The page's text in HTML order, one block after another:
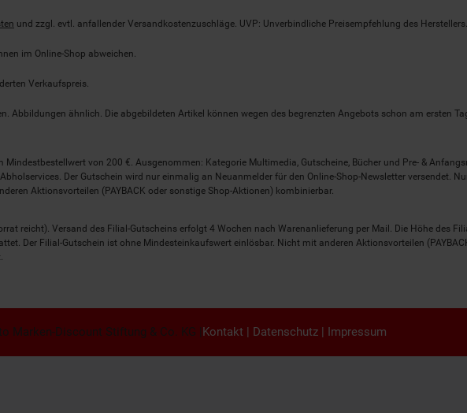
und zzgl. evtl. anfallender Versandkostenzuschläge. UVP: Unverbindliche Preisempfehlung des Herstellers.
im Online-Shop abweichen.
Verkaufspreis.
Abbildungen ähnlich. Die abgebildeten Artikel können wegen des begrenzten Angebots schon am ersten
von 200 €. Ausgenommen: Kategorie Multimedia, Gutscheine, Bücher und Pre- &
Der Gutschein wird nur einmalig an Neuanmelder für den Online-Shop-Newsletter versendet.
Aktionsvorteilen (PAYBACK oder sonstige Shop-Aktionen) kombinierbar.
reicht). Versand des Filial-Gutscheins erfolgt 4 Wochen nach Warenanlieferung per Mail. Die Höhe des
Der Filial-Gutschein ist ohne Mindesteinkaufswert einlösbar. Nicht mit anderen Aktionsvorteilen
Marken-Discount Stiftung & Co. KG |Kontakt | Datenschutz| Impressum